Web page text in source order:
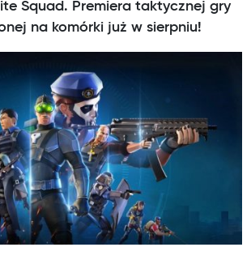
Squad. Premiera taktycznej gry
na komórki już w sierpniu!